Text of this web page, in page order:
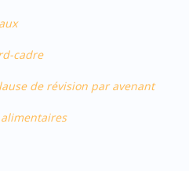
cadre
de révision par avenant